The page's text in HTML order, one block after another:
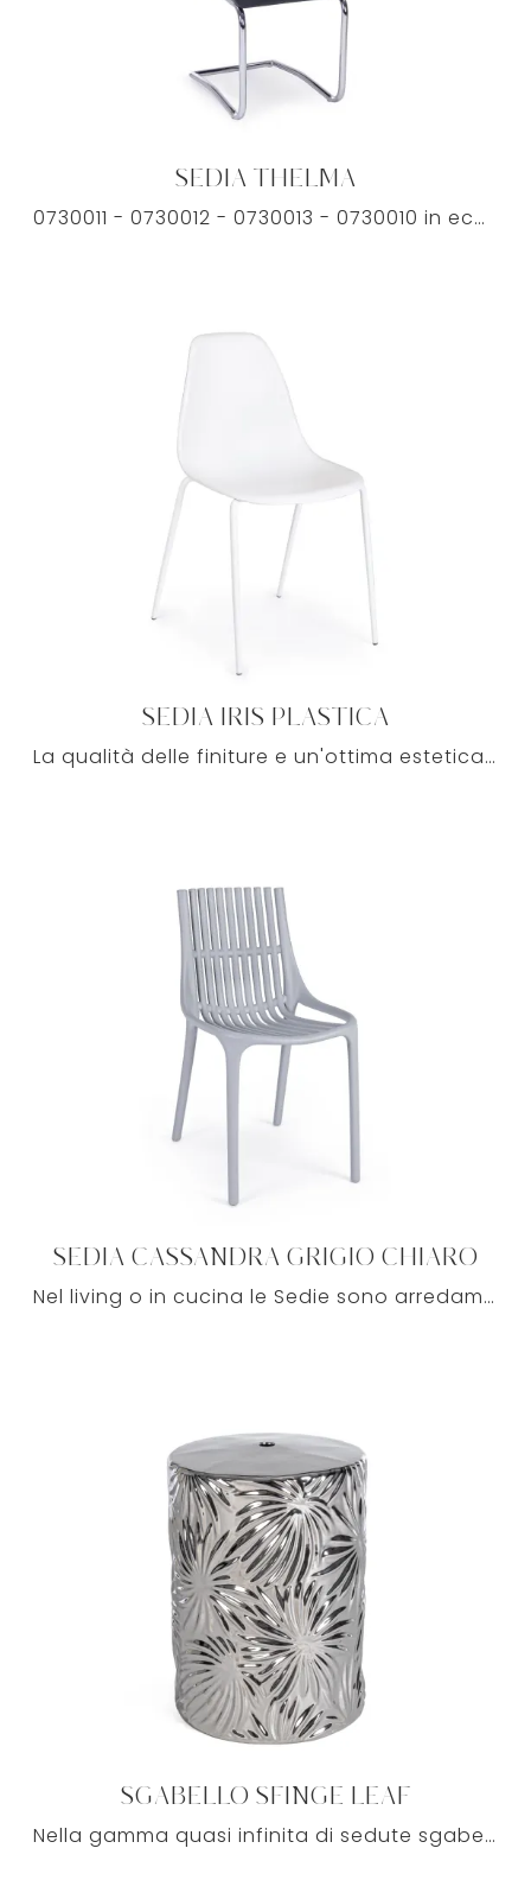
SEDIA THELMA
0730011 - 0730012 - 0730013 - 0730010 in ecopelle ideale per le tue esigenze abitative.
SEDIA IRIS PLASTICA
La qualità delle finiture e un'ottima estetica rendono questa proposta di Cod.
SEDIA CASSANDRA GRIGIO CHIARO
Nel living o in cucina le Sedie sono arredamenti irrinunciabili, in quanto sottolineano il mood del locale e rispondono a una funzione essenziale.
SGABELLO SFINGE LEAF
Nella gamma quasi infinita di sedute sgabelli classiche della marca che proponiamo nel nostro punto vendita, troverai certamente le composizioni ...